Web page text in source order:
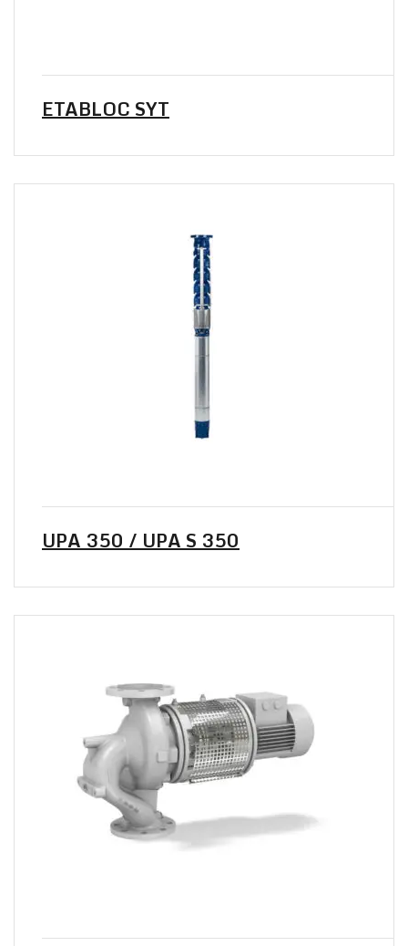
ETABLOC SYT
UPA 350 / UPA S 350